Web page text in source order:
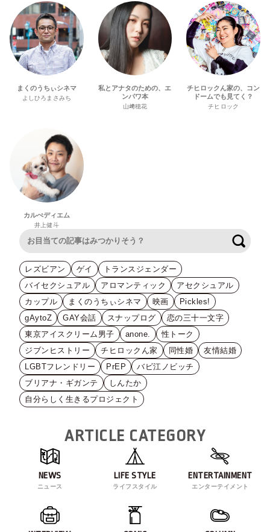
まくのうちぃシネマ
よしひろまさみち
私とアナタのための、エ
ンパワ本
山﨑穂花
チヒロックん家の、コン
ドームでも見てく？
チヒロック
カルぺディエム
井上健斗
レズビアン ゲイ
トランスジェンダー
バイセクシュアル
アロマンティック
アセクシュアル
カップル
まくのうちぃシネマ 映画
Pickles!
gAytoZ
GAY会話 スナップログ
恋の三十一文字
東京アイスクリーム男子
anone.
性トーク
ジブンヒストリー
チヒロックん家 同性婚
友情結婚
LGBTフレンドリー
PrEP
バビ江ノビッチ
ブリアナ・ギガンテ
しんたか
自分らしく生きるプロジェクト
ARTICLE CATEGORY
NEWS
ニュース
LIFE STYLE
ライフスタイル
ENTERTAINMENT
エンターテイメント